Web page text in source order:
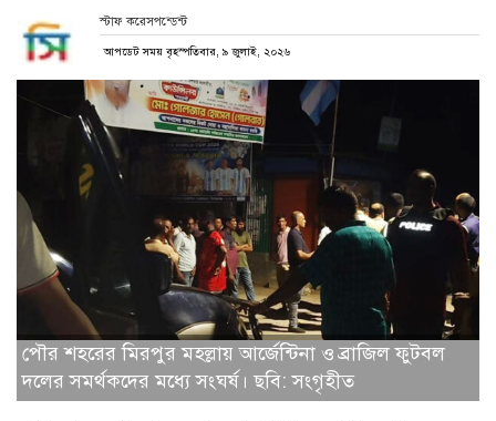
স্টাফ করেসপন্ডেন্ট
আপডেট সময় বৃহস্পতিবার, ৯ জুলাই, ২০২৬
পৌর শহরের মিরপুর মহল্লায় আর্জেন্টিনা ও ব্রাজিল ফুটবল
দলের সমর্থকদের মধ্যে সংঘর্ষ। ছবি: সংগৃহীত